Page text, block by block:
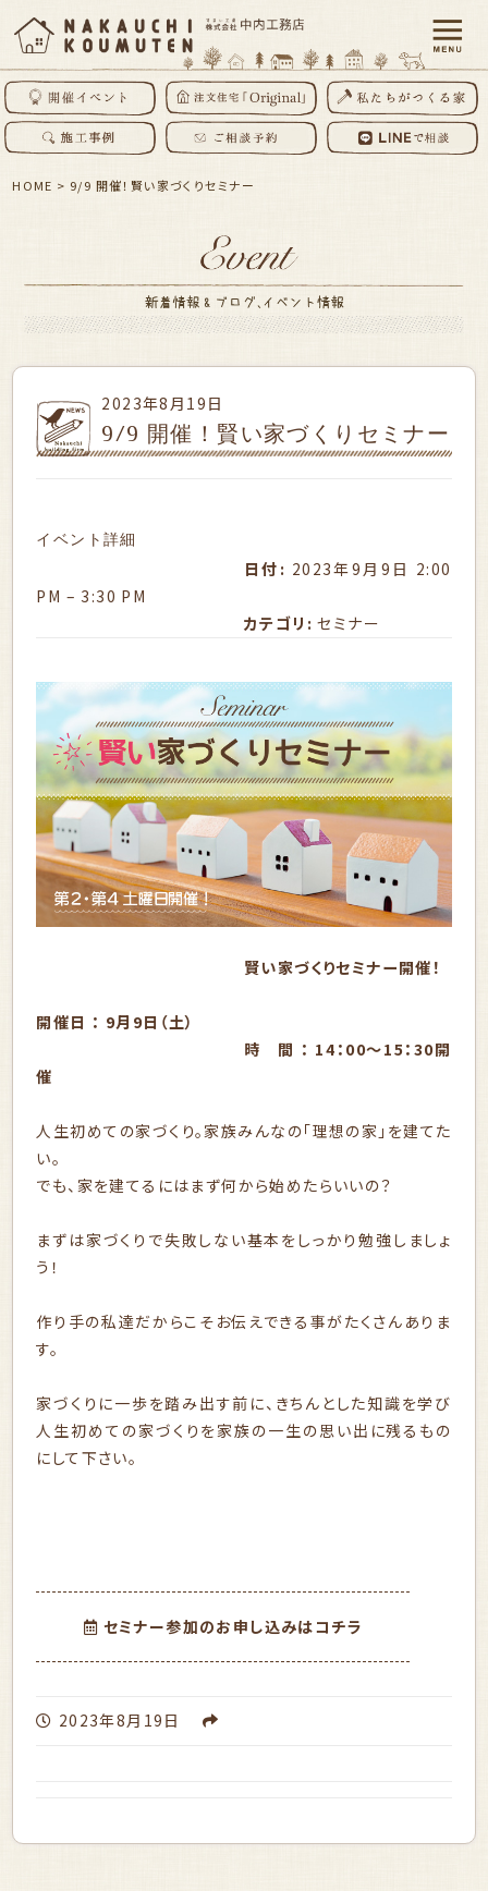
HOME > 9/9 開催！賢い家づくりセミナー
2023年8月19日
9/9 開催！賢い家づくりセミナー
イベント詳細
日付: 2023年9月9日 2:00
PM – 3:30 PM
カテゴリ: セミナー
賢い家づくりセミナー開催！
開催日 ： 9月9日（土）
時 間 ： 14：00～15：30開
催
人生初めての家づくり。家族みんなの「理想の家」を建てた
い。
でも、家を建てるにはまず何から始めたらいいの？
まずは家づくりで失敗しない基本をしっかり勉強しましょ
う！
作り手の私達だからこそお伝えできる事がたくさんありま
す。
家づくりに一歩を踏み出す前に、きちんとした知識を学び
人生初めての家づくりを家族の一生の思い出に残るもの
にして下さい。
セミナー参加のお申し込みはコチラ
2023年8月19日